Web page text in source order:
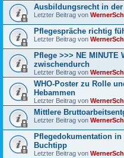
Ausbildungsrecht in
Letzter Beitrag von
Pflegespräche richtig
Letzter Beitrag von
Pflege >>> NE MINUTE
zwischendurch
Letzter Beitrag von
WHO-Poster zu Rolle
Hebammen
Letzter Beitrag von
Mittlere
Letzter Beitrag von
Pflegedokumentation
Buchtipp
Letzter Beitrag von